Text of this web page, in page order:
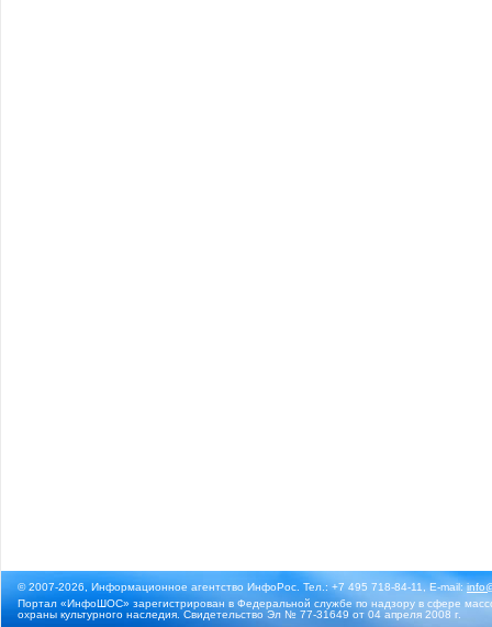
© 2007-2026, Информационное агентство ИнфоРос. Тел.: +7 495 718-84-11, E-mail:
Портал «ИнфоШОС» зарегистрирован в Федеральной службе по надзору в сфере
охраны культурного наследия. Свидетельство Эл № 77-31649 от 04 апреля 2008 г.